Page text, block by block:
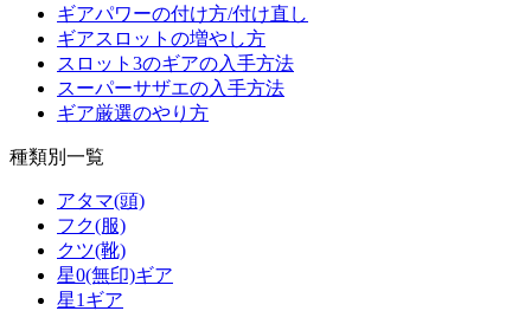
ギアパワーの付け方/付け直し
ギアスロットの増やし方
スロット3のギアの入手方法
スーパーサザエの入手方法
ギア厳選のやり方
種類別一覧
アタマ(頭)
フク(服)
クツ(靴)
星0(無印)ギア
星1ギア